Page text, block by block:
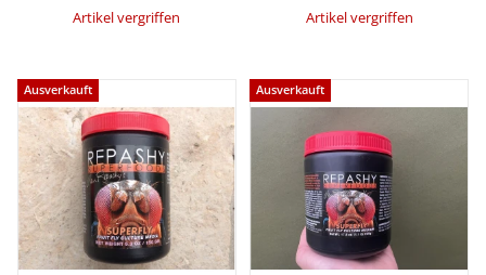
Artikel vergriffen Artikel vergriffen
Ausverkauft Ausverkauft